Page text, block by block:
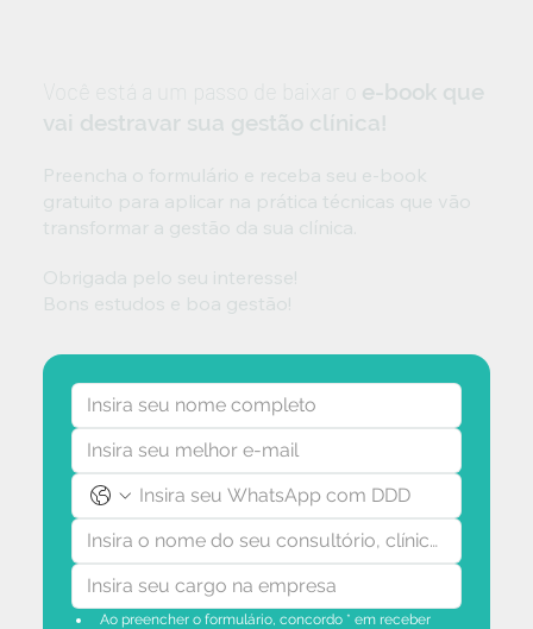
Você está a um passo de baixar o e-book que
vai destravar sua gestão clínica!
Preencha o formulário e receba seu e-book
gratuito para aplicar na prática técnicas que vão
transformar a gestão da sua clínica.
Obrigada pelo seu interesse!
Bons estudos e boa gestão!
Ao preencher o formulário, concordo * em receber